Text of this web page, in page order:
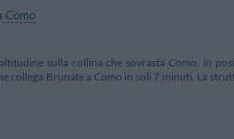
Como
sulla collina che sovrasta Como, in
collega Brunate a Como in soli 7 minuti. La